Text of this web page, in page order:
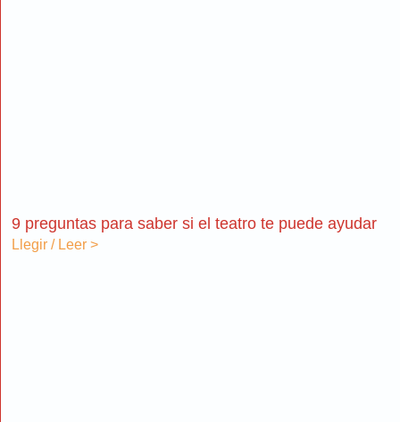
9 preguntas para saber si el teatro te puede ayudar​
Llegir / Leer >